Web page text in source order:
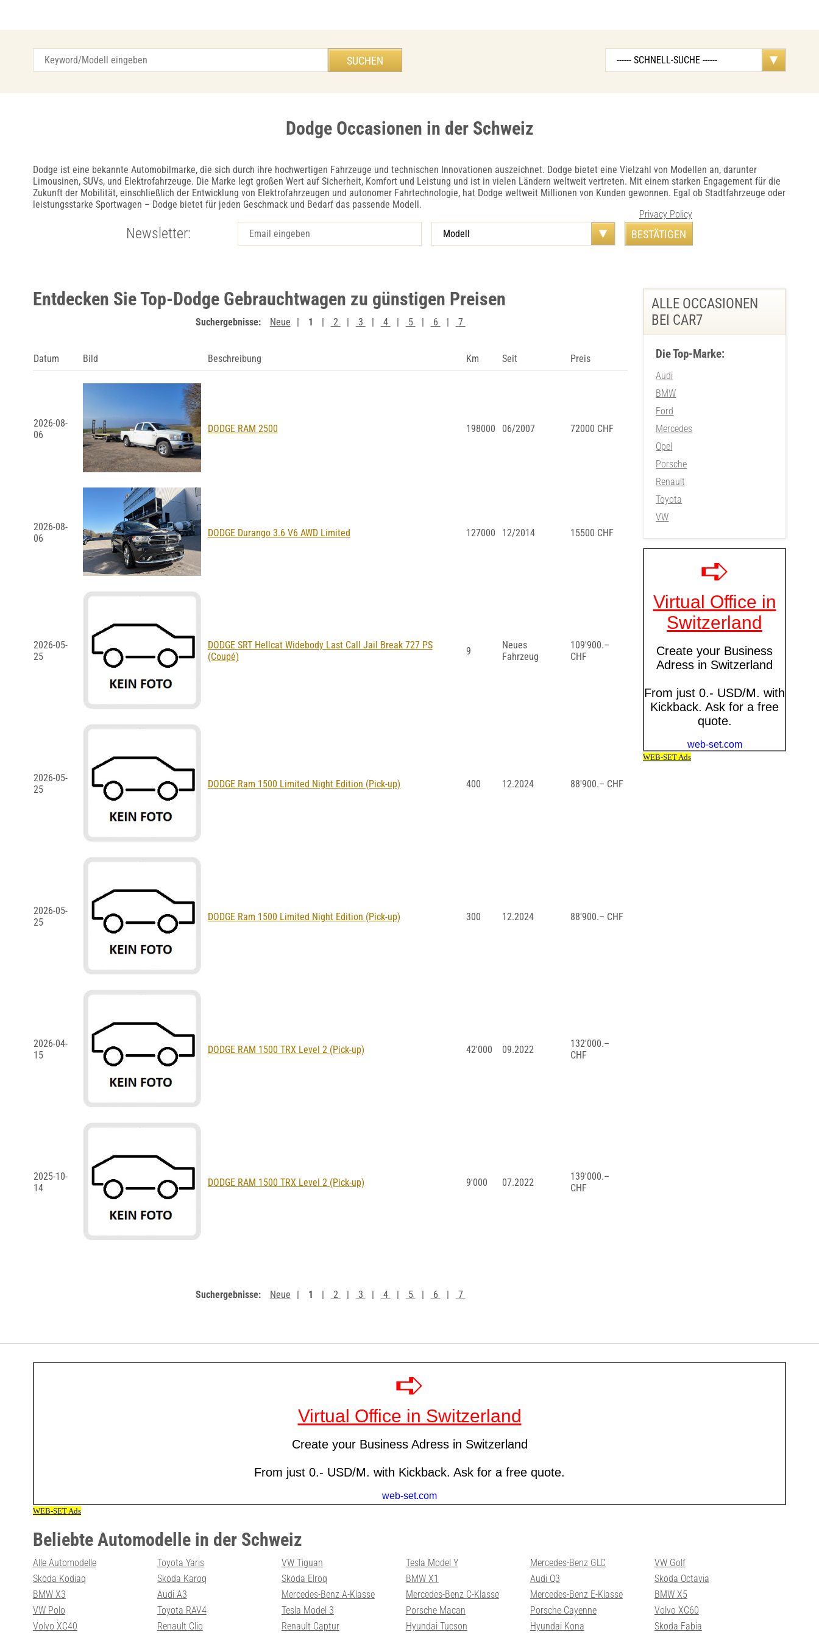
Dodge Occasionen in der Schweiz
Dodge ist eine bekannte Automobilmarke, die sich durch ihre hochwertigen Fahrzeuge und technischen Innovationen auszeichnet. Dodge bietet eine Vielzahl von Modellen an, darunter
Limousinen, SUVs, und Elektrofahrzeuge. Die Marke legt großen Wert auf Sicherheit, Komfort und Leistung und ist in vielen Ländern weltweit vertreten. Mit einem starken Engagement für die
Zukunft der Mobilität, einschließlich der Entwicklung von Elektrofahrzeugen und autonomer Fahrtechnologie, hat Dodge weltweit Millionen von Kunden gewonnen. Egal ob Stadtfahrzeuge oder
leistungsstarke Sportwagen – Dodge bietet für jeden Geschmack und Bedarf das passende Modell.
Newsletter:
Privacy Policy
Entdecken Sie Top-Dodge Gebrauchtwagen zu günstigen Preisen
Suchergebnisse: Neue 1 2 3 4 5 6 7
Datum Bild Beschreibung Km Seit Preis
2026-08-
06
DODGE RAM 2500 198000 06/2007 72000 CHF
2026-08-
06
DODGE Durango 3.6 V6 AWD Limited 127000 12/2014 15500 CHF
2026-05-
25
DODGE SRT Hellcat Widebody Last Call Jail Break 727 PS
(Coupé)
9
Neues
Fahrzeug
109'900.–
CHF
2026-05-
25
DODGE Ram 1500 Limited Night Edition (Pick-up) 400 12.2024 88'900.– CHF
2026-05-
25
DODGE Ram 1500 Limited Night Edition (Pick-up) 300 12.2024 88'900.– CHF
2026-04-
15
DODGE RAM 1500 TRX Level 2 (Pick-up) 42'000 09.2022
132'000.–
CHF
2025-10-
14
DODGE RAM 1500 TRX Level 2 (Pick-up) 9'000 07.2022
139'000.–
CHF
Suchergebnisse: Neue 1 2 3 4 5 6 7
ALLE OCCASIONEN
BEI CAR7
Die Top-Marke:
Audi
BMW
Ford
Mercedes
Opel
Porsche
Renault
Toyota
VW
Beliebte Automodelle in der Schweiz
Alle Automodelle Toyota Yaris VW Tiguan Tesla Model Y Mercedes-Benz GLC
VW Golf
Skoda Kodiaq
Skoda Karoq Skoda Elroq BMW X1 Audi Q3
Skoda Octavia
BMW X3
Audi A3 Mercedes-Benz A-Klasse Mercedes-Benz C-Klasse Mercedes-Benz E-Klasse
BMW X5
VW Polo
Toyota RAV4 Tesla Model 3 Porsche Macan Porsche Cayenne
Volvo XC60
Volvo XC40
Renault Clio Renault Captur Hyundai Tucson Hyundai Kona
Skoda Fabia